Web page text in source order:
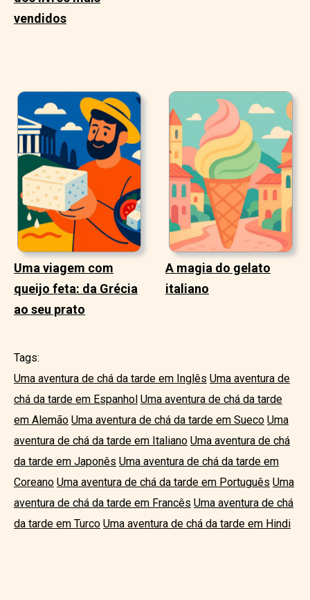
vendidos
Uma viagem com
queijo feta: da Grécia
ao seu prato
A magia do gelato
italiano
Tags:
Uma aventura de chá da tarde em Inglês Uma aventura de
chá da tarde em Espanhol Uma aventura de chá da tarde
em Alemão Uma aventura de chá da tarde em Sueco Uma
aventura de chá da tarde em Italiano Uma aventura de chá
da tarde em Japonês Uma aventura de chá da tarde em
Coreano Uma aventura de chá da tarde em Português Uma
aventura de chá da tarde em Francês Uma aventura de chá
da tarde em Turco Uma aventura de chá da tarde em Hindi